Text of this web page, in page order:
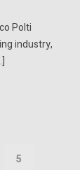
Polti
industry,
5